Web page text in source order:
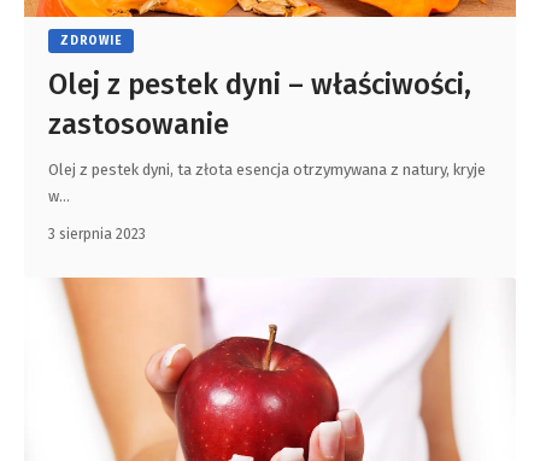
ZDROWIE
Olej z pestek dyni – właściwości,
zastosowanie
Olej z pestek dyni, ta złota esencja otrzymywana z natury, kryje
w…
3 sierpnia 2023